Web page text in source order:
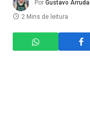
Por Gustavo Arruda
2 Mins de leitura